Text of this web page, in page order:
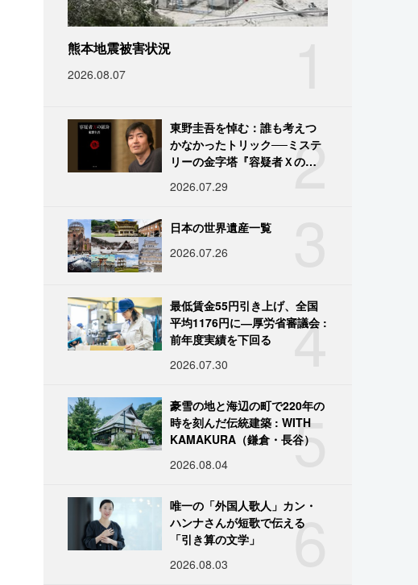
熊本地震被害状況
2026.08.07
2
東野圭吾を悼む：誰も考えつ
かなかったトリック──ミステ
リーの金字塔『容疑者Ｘの献
2026.07.29
日本の世界遺産一覧
2026.07.26
4
最低賃金55円引き上げ、全国
平均1176円に―厚労省審議会 :
前年度実績を下回る
2026.07.30
5
豪雪の地と海辺の町で220年の
時を刻んだ伝統建築 : WITH
KAMAKURA（鎌倉・長谷）
2026.08.04
6
唯一の「外国人歌人」カン・
ハンナさんが短歌で伝える
「引き算の文学」
2026.08.03